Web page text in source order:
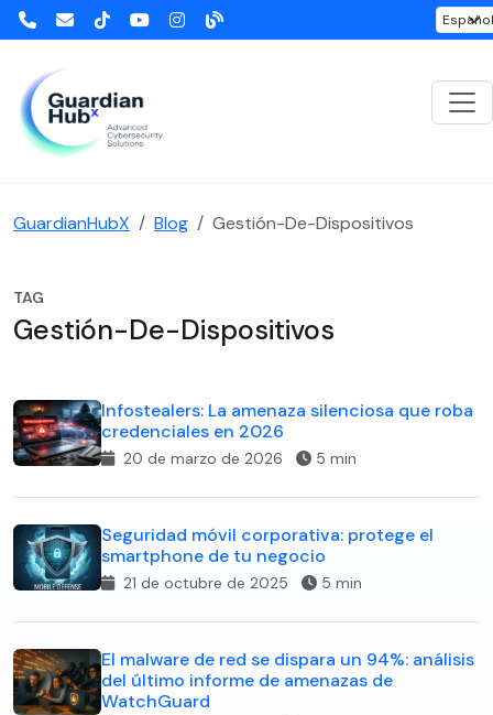
GuardianHubX Blog Gestión-De-Dispositivos
TAG
Gestión-De-Dispositivos
Infostealers: La amenaza silenciosa que roba
credenciales en 2026
20 de marzo de 2026 5 min
Seguridad móvil corporativa: protege el
smartphone de tu negocio
21 de octubre de 2025 5 min
El malware de red se dispara un 94%: análisis
del último informe de amenazas de
WatchGuard